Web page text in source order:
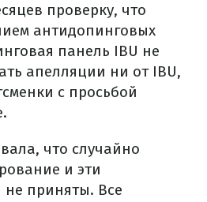
проверку, что
антидопинговых
панель IBU не
апелляции ни от IBU,
с просьбой
что случайно
и эти
приняты. Все